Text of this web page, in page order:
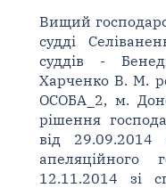
Вищий
судді
суддів -
Харченко В. М.
ОСОБА_2, м.
рішення
від 29.09.2014
апеляційного
12.11.2014 зі